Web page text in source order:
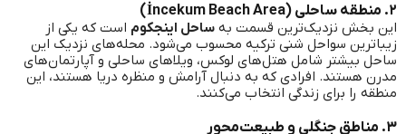
۲. منطقه ساحلی (İncekum Beach Area)
این بخش نزدیک‌ترین قسمت به ساحل اینجکوم است که یکی از
زیباترین سواحل شنی ترکیه محسوب می‌شود. محله‌های نزدیک این
ساحل بیشتر شامل هتل‌های لوکس، ویلاهای ساحلی و آپارتمان‌های
مدرن هستند. افرادی که به دنبال آرامش و منظره دریا هستند، این
منطقه را برای زندگی انتخاب می‌کنند.
۳. مناطق جنگلی و طبیعت‌محور